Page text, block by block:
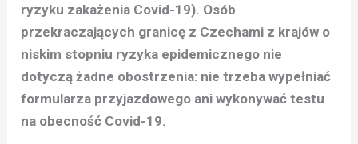
ryzyku zakażenia Covid-19). Osób
przekraczających granicę z Czechami z krajów o
niskim stopniu ryzyka epidemicznego nie
dotyczą żadne obostrzenia: nie trzeba wypełniać
formularza przyjazdowego ani wykonywać testu
na obecność Covid-19.